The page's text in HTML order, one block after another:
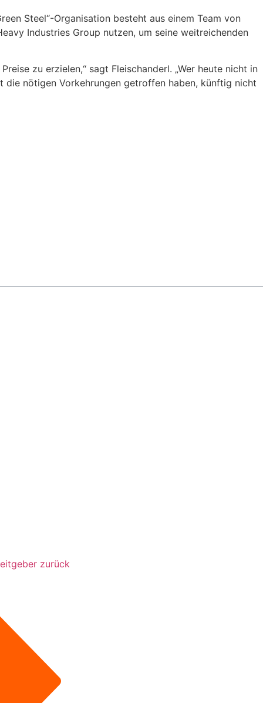
Steel“-Organisation besteht aus einem Team von
Industries Group nutzen, um seine weitreichenden
zu erzielen,“ sagt Fleischanderl. „Wer heute nicht in
die nötigen Vorkehrungen getroffen haben, künftig nicht
zurück